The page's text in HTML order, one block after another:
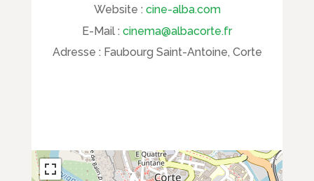
Website : cine-alba.com
E-Mail : cinema@albacorte.fr
Adresse : Faubourg Saint-Antoine, Corte